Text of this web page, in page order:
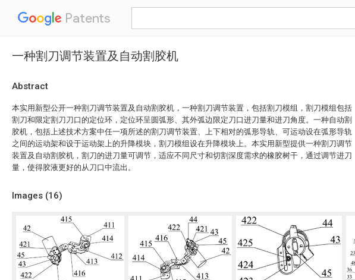
Patents
一种割刀调节装置及自动割胶机
Abstract
本实用新型公开一种割刀调节装置及自动割胶机，一种割刀调节装置，包括割刀模组，割刀模组包括
割刀和限定割刀刀口的定位环，定位环呈圆弧形、其外弧边限定刀口进刀量和进刀角度。一种自动割
胶机，包括上述技术方案中任一项所述的割刀调节装置、上下相对的弧形导轨、可运动设在弧形导轨
之间的运动架和设于运动架上的升降模块，割刀模组设在升降模块上。本实用新型提供一种割刀调节
装置及自动割胶机，割刀的进刀量可调节，适应不同尺寸和切割深度需求的橡胶树干，通过调节进刀
量，使得胶液更好的从刀口中流出。
Images (16)